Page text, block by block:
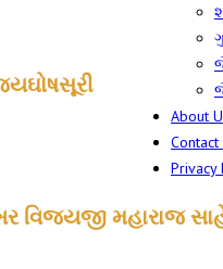
About
Contact
Privacy
વિજયજી મહારાજ